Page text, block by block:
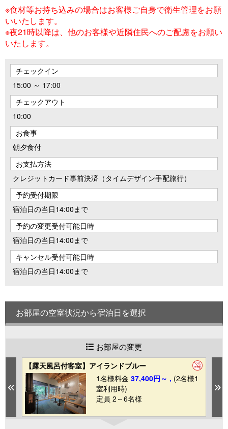
※食材等お持ち込みの場合はお客様ご自身で衛生管理をお願
いいたします。
※夜21時以降は、他のお客様や近隣住民へのご配慮をお願い
いたします。
チェックイン
15:00 ～ 17:00
チェックアウト
10:00
お食事
朝夕食付
お支払方法
クレジットカード事前決済（タイムデザイン手配旅行）
予約受付期限
宿泊日の当日14:00まで
予約の変更受付可能日時
宿泊日の当日14:00まで
キャンセル受付可能日時
宿泊日の当日14:00まで
お部屋の空室状況から宿泊日を選択
お部屋の変更
Previous
【露天風呂付客室】アイランドブルー
1名様料金 37,400円～ , (2名様1
室利用時)
定員 2～6名様